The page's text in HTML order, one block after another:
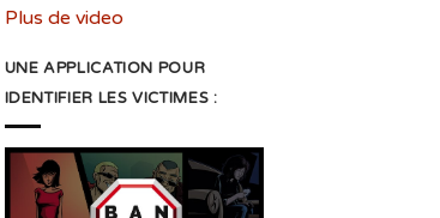
Plus de video
UNE APPLICATION POUR
IDENTIFIER LES VICTIMES :